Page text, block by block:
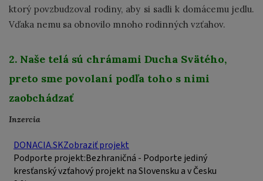
ktorý povzbudzoval rodiny, aby si sadli k domácemu jedlu.
Vďaka nemu sa obnovilo mnoho rodinných vzťahov.
2. Naše telá sú chrámami Ducha Svätého,
preto sme povolaní podľa toho s nimi
zaobchádzať
Inzercia